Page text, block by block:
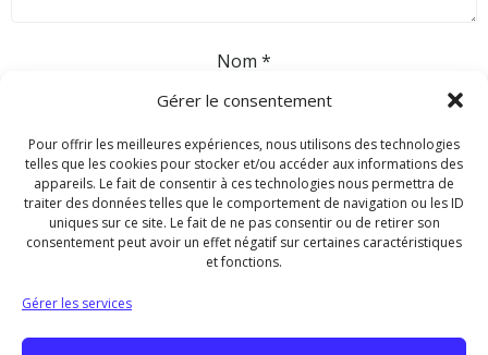
Gérer le consentement
Pour offrir les meilleures expériences, nous utilisons des technologies
telles que les cookies pour stocker et/ou accéder aux informations des
appareils. Le fait de consentir à ces technologies nous permettra de
traiter des données telles que le comportement de navigation ou les ID
uniques sur ce site. Le fait de ne pas consentir ou de retirer son
consentement peut avoir un effet négatif sur certaines caractéristiques
et fonctions.
Gérer les services
Nom *
E-mail *
Site web